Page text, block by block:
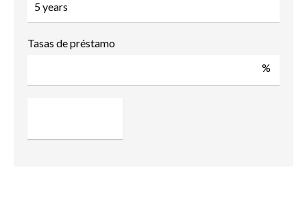
Tasas de préstamo
%